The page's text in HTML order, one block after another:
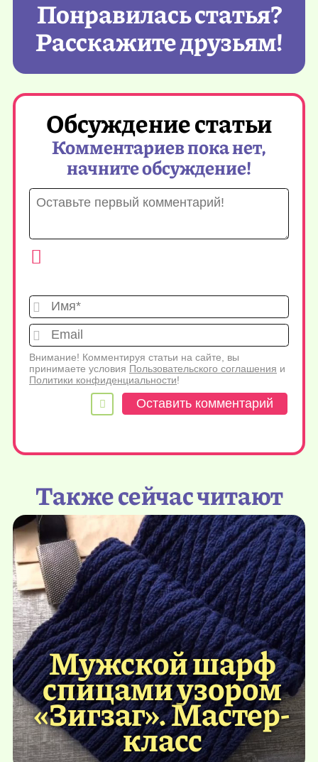
Понравилась статья?
Расскажите друзьям!
Обсуждение статьи
Комментариев пока нет,
начните обсуждение!
Имя*
Внимание! Комментируя статьи на сайте, вы
принимаете условия Пользовательского соглашения и
Политики конфиденциальности!
Также сейчас читают
Мужской шарф
спицами узором
«Зигзаг». Мастер-
класс